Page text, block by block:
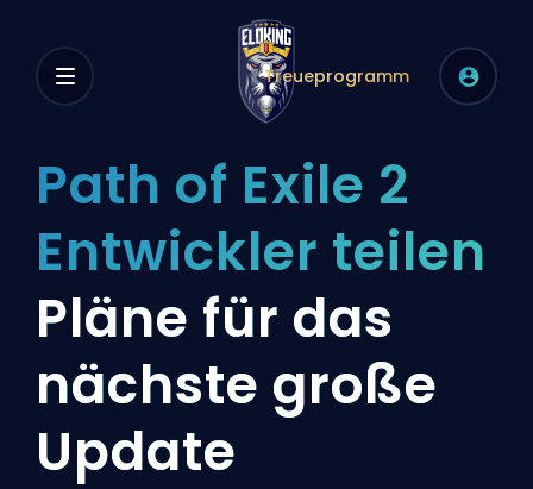
Treueprogramm
Path of Exile 2
Entwickler teilen
Pläne für das
nächste große
Update